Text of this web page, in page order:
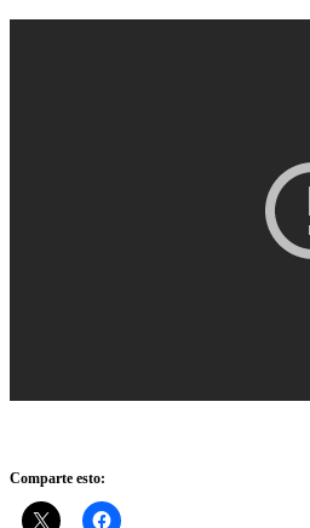
Comparte esto: